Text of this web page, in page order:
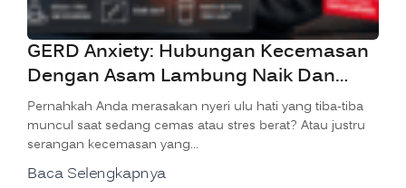
GERD Anxiety: Hubungan Kecemasan
Dengan Asam Lambung Naik Dan
Cara Mengatasinya
Pernahkah Anda merasakan nyeri ulu hati yang tiba-tiba
muncul saat sedang cemas atau stres berat? Atau justru
serangan kecemasan yang…
Baca Selengkapnya